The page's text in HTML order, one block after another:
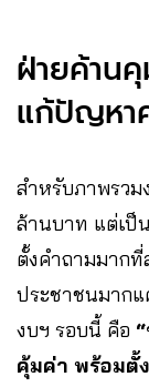
ฝ่ายค้าน
แก้ปัญหา
สำหรับภาพรวม
ล้านบาท แต่เป็
ตั้งคำถามมาก
ประชาชนมาก
งบฯ รอบนี้ คือ
คุ้มค่า พร้อมตั้